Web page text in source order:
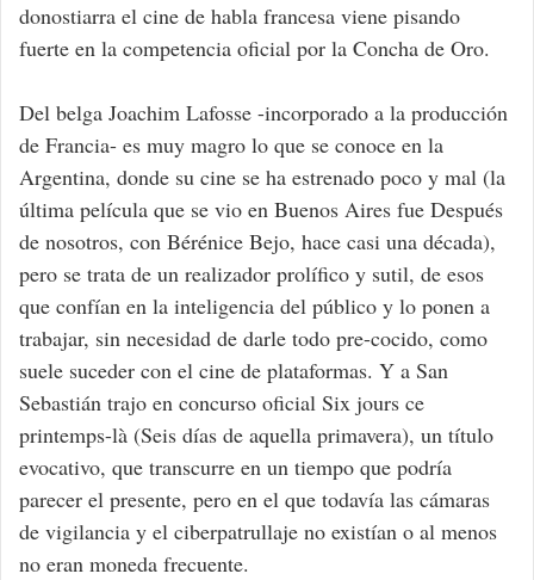
donostiarra el cine de habla francesa viene pisando
fuerte en la competencia oficial por la Concha de Oro.
Del belga Joachim Lafosse -incorporado a la producción
de Francia- es muy magro lo que se conoce en la
Argentina, donde su cine se ha estrenado poco y mal (la
última película que se vio en Buenos Aires fue Después
de nosotros, con Bérénice Bejo, hace casi una década),
pero se trata de un realizador prolífico y sutil, de esos
que confían en la inteligencia del público y lo ponen a
trabajar, sin necesidad de darle todo pre-cocido, como
suele suceder con el cine de plataformas. Y a San
Sebastián trajo en concurso oficial Six jours ce
printemps-là (Seis días de aquella primavera), un título
evocativo, que transcurre en un tiempo que podría
parecer el presente, pero en el que todavía las cámaras
de vigilancia y el ciberpatrullaje no existían o al menos
no eran moneda frecuente.